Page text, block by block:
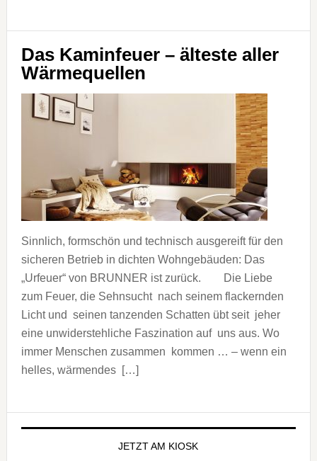
Das Kaminfeuer – älteste aller
Wärmequellen
Sinnlich, formschön und technisch ausgereift für den
sicheren Betrieb in dichten Wohngebäuden: Das
„Urfeuer“ von BRUNNER ist zurück. Die Liebe
zum Feuer, die Sehnsucht nach seinem flackernden
Licht und seinen tanzenden Schatten übt seit jeher
eine unwiderstehliche Faszination auf uns aus. Wo
immer Menschen zusammen kommen … – wenn ein
helles, wärmendes […]
Seitenspalte
JETZT AM KIOSK